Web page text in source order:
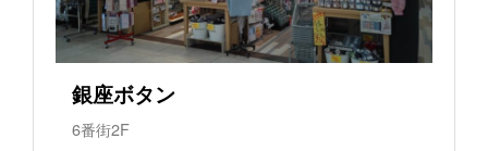
銀座ボタン
6番街2F